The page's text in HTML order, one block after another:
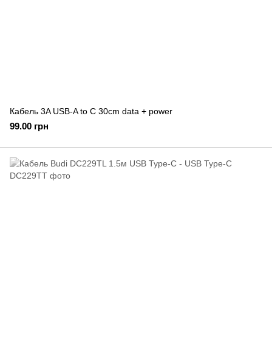
Кабель 3A USB-A to C 30cm data + power
99.00 грн